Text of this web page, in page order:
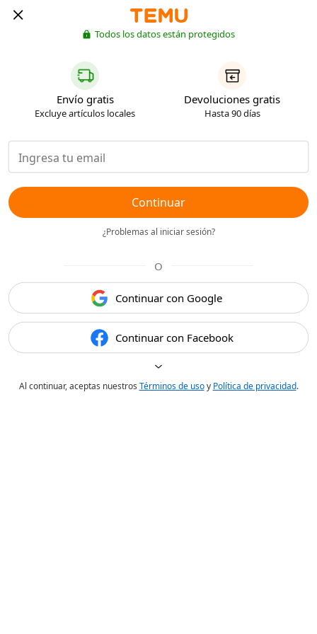
Todos los datos están protegidos
Envío gratis
Excluye artículos locales
Devoluciones gratis
Hasta 90 días
Continuar
¿Problemas al iniciar sesión?
O
Continuar con Google
Continuar con Facebook
Al continuar, aceptas nuestros Términos de usoy Política de privacidad.